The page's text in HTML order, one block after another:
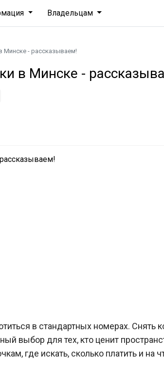
Владельцам
Минске - рассказываем!
в Минске -
в стандартных номерах. Снять
выбор для тех, кто ценит
где искать, сколько платить и на